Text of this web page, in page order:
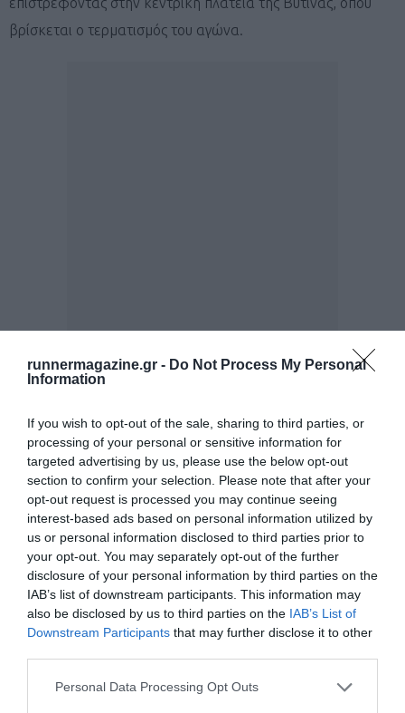
runnermagazine.gr - Do Not Process My Personal
Information
If you wish to opt-out of the sale, sharing to third parties, or
processing of your personal or sensitive information for
targeted advertising by us, please use the below opt-out
section to confirm your selection. Please note that after your
opt-out request is processed you may continue seeing
interest-based ads based on personal information utilized by
us or personal information disclosed to third parties prior to
your opt-out. You may separately opt-out of the further
disclosure of your personal information by third parties on the
IAB’s list of downstream participants. This information may
also be disclosed by us to third parties on the IAB’s List of
Downstream Participants that may further disclose it to other
Personal Data Processing Opt Outs
βρίσκεται ο τερματισμός του αγώνα.
Η διαδρομή των 6,5 km συνδυάζει δασικά μονοπάτια,
πηγές, προσφέροντας μια ιδανική εισαγωγή στον κόσμο του